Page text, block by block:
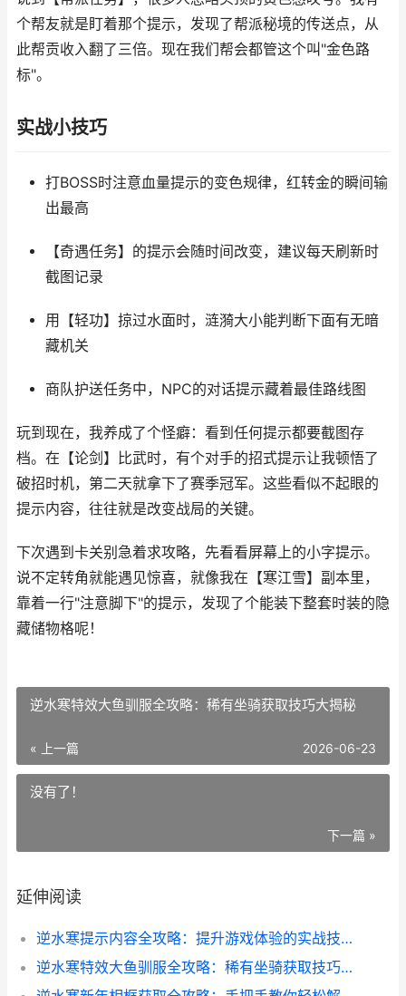
个帮友就是盯着那个提示，发现了帮派秘境的传送点，从
此帮贡收入翻了三倍。现在我们帮会都管这个叫"金色路
标"。
实战小技巧
打BOSS时注意血量提示的变色规律，红转金的瞬间输
出最高
【奇遇任务】的提示会随时间改变，建议每天刷新时
截图记录
用【轻功】掠过水面时，涟漪大小能判断下面有无暗
藏机关
商队护送任务中，NPC的对话提示藏着最佳路线图
玩到现在，我养成了个怪癖：看到任何提示都要截图存
档。在【论剑】比武时，有个对手的招式提示让我顿悟了
破招时机，第二天就拿下了赛季冠军。这些看似不起眼的
提示内容，往往就是改变战局的关键。
下次遇到卡关别急着求攻略，先看看屏幕上的小字提示。
说不定转角就能遇见惊喜，就像我在【寒江雪】副本里，
靠着一行"注意脚下"的提示，发现了个能装下整套时装的隐
藏储物格呢！
逆水寒特效大鱼驯服全攻略：稀有坐骑获取技巧大揭秘
« 上一篇 2026-06-23
没有了！
下一篇 »
延伸阅读
逆水寒提示内容全攻略：提升游戏体验的实战技巧
逆水寒特效大鱼驯服全攻略：稀有坐骑获取技巧大揭秘